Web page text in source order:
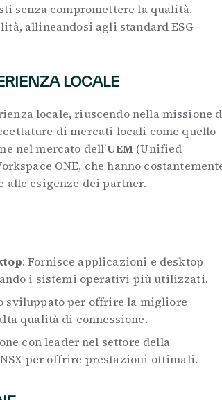
senza compromettere la qualità.
allineandosi agli standard ESG
LOCALE
locale, riuscendo nella missione
di mercati locali come quello
nel mercato dell’UEM (Unified
ONE, che hanno
esigenze dei partner.
: Fornisce applicazioni e desktop
i sistemi operativi più utilizzati.
sviluppato per offrire la migliore
qualità di connessione.
con leader nel settore della
per offrire prestazioni ottimali.